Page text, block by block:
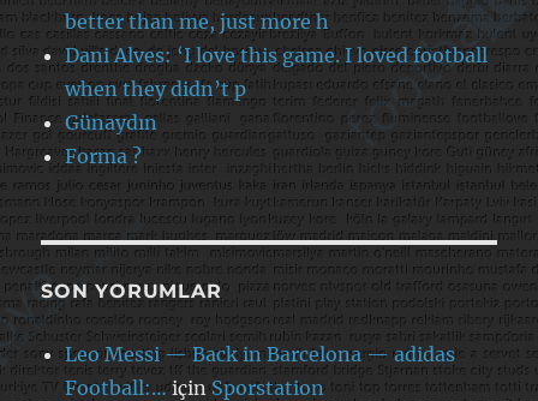
better than me, just more h
Dani Alves: ‘I love this game. I loved football
when they didn’t p
Günaydın
Forma ?
SON YORUMLAR
Leo Messi — Back in Barcelona — adidas
Football:…için Sporstation